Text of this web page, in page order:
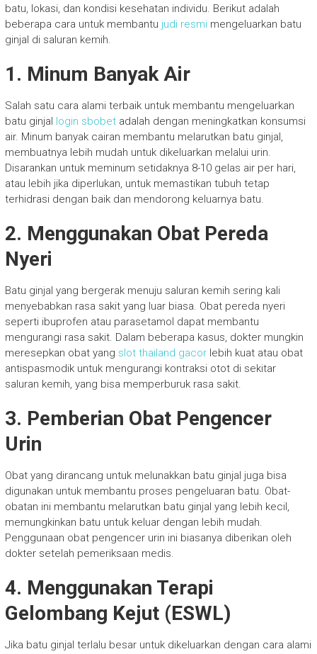
batu, lokasi, dan kondisi kesehatan individu. Berikut adalah
beberapa cara untuk membantu judi resmimengeluarkan batu
ginjal di saluran kemih.
1. Minum Banyak Air
Salah satu cara alami terbaik untuk membantu mengeluarkan
batu ginjal login sbobetadalah dengan meningkatkan konsumsi
air. Minum banyak cairan membantu melarutkan batu ginjal,
membuatnya lebih mudah untuk dikeluarkan melalui urin.
Disarankan untuk meminum setidaknya 8-10 gelas air per hari,
atau lebih jika diperlukan, untuk memastikan tubuh tetap
terhidrasi dengan baik dan mendorong keluarnya batu.
2. Menggunakan Obat Pereda
Nyeri
Batu ginjal yang bergerak menuju saluran kemih sering kali
menyebabkan rasa sakit yang luar biasa. Obat pereda nyeri
seperti ibuprofen atau parasetamol dapat membantu
mengurangi rasa sakit. Dalam beberapa kasus, dokter mungkin
meresepkan obat yang slot thailand gacorlebih kuat atau obat
antispasmodik untuk mengurangi kontraksi otot di sekitar
saluran kemih, yang bisa memperburuk rasa sakit.
3. Pemberian Obat Pengencer
Urin
Obat yang dirancang untuk melunakkan batu ginjal juga bisa
digunakan untuk membantu proses pengeluaran batu. Obat-
obatan ini membantu melarutkan batu ginjal yang lebih kecil,
memungkinkan batu untuk keluar dengan lebih mudah.
Penggunaan obat pengencer urin ini biasanya diberikan oleh
dokter setelah pemeriksaan medis.
4. Menggunakan Terapi
Gelombang Kejut (ESWL)
Jika batu ginjal terlalu besar untuk dikeluarkan dengan cara alami